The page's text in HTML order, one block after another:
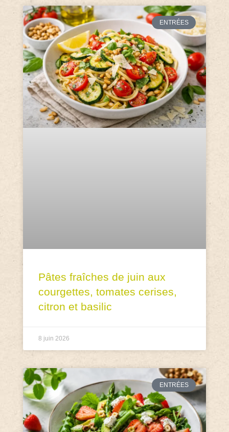
ENTRÉES
Pâtes fraîches de juin aux
courgettes, tomates cerises,
citron et basilic
8 juin 2026
ENTRÉES